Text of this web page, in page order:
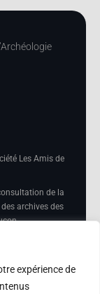
expérience de
Les Amis de
de la
archives des